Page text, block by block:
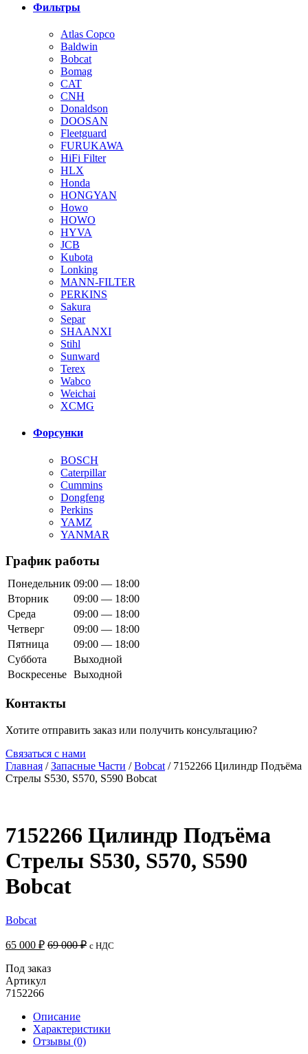
Фильтры
Atlas Copco
Baldwin
Bobcat
Bomag
CAT
CNH
Donaldson
DOOSAN
Fleetguard
FURUKAWA
HiFi Filter
HLX
Honda
HONGYAN
Howo
HOWO
HYVA
JCB
Kubota
Lonking
MANN-FILTER
PERKINS
Sakura
Separ
SHAANXI
Stihl
Sunward
Terex
Wabco
Weichai
XCMG
Форсунки
BOSCH
Caterpillar
Cummins
Dongfeng
Perkins
YAMZ
YANMAR
График работы
Понедельник 09:00 — 18:00
Вторник
09:00 — 18:00
Среда
09:00 — 18:00
Четверг
09:00 — 18:00
Пятница
09:00 — 18:00
Суббота
Выходной
Воскресенье Выходной
Контакты
Хотите отправить заказ или получить консультацию?
Связаться с нами
Главная /Запасные Части /Bobcat / 7152266 Цилиндр Подъёма
Стрелы S530, S570, S590 Bobcat
7152266 Цилиндр Подъёма
Стрелы S530, S570, S590
Bobcat
Bobcat
65 000 ₽ 69 000₽ с НДС
Под заказ
Артикул
7152266
Описание
Характеристики
Отзывы (0)